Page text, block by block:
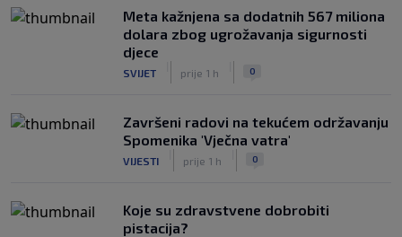
Meta kažnjena sa dodatnih 567 miliona
dolara zbog ugrožavanja sigurnosti
djece
SVIJET prije 1 h 0
Završeni radovi na tekućem održavanju
Spomenika 'Vječna vatra'
VIJESTI prije 1 h 0
Koje su zdravstvene dobrobiti
pistacija?